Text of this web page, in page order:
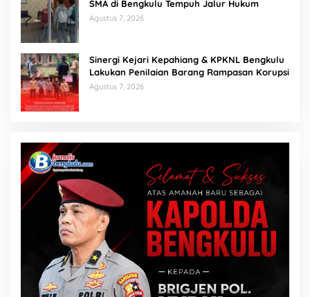
SMA di Bengkulu Tempuh Jalur Hukum
Agustus 7, 2026
Sinergi Kejari Kepahiang & KPKNL Bengkulu
Lakukan Penilaian Barang Rampasan Korupsi
Agustus 7, 2026